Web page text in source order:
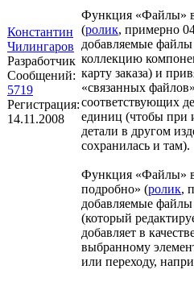
Константин
Чилингаров
Разработчик
Сообщений:
5719
Регистрация:
14.11.2008
Функция «Файлы»
(ролик, примерно
добавляемые
коллекцию
карту заказа) и
«связанных
соответствующих
единиц (чтобы при
детали в другом
сохранилась и там).
Функция «Файлы»
подробно» (ролик,
добавляемые
(который
добавляет в
выбранному
или переходу,